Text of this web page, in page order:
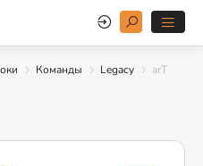
Команды Legacy arT